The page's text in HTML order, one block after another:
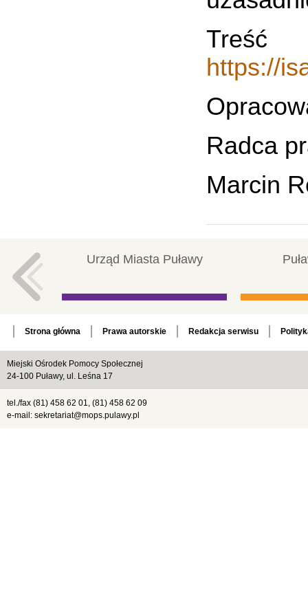
https://
Radca
Marcin
Urząd Miasta Puławy
Strona główna Prawa autorskie Redakcja serwisu
Miejski Ośrodek Pomocy Społecznej
24-100 Puławy, ul. Leśna 17
tel./fax (81) 458 62 01, (81) 458 62 09
e-mail: sekretariat@mops.pulawy.pl